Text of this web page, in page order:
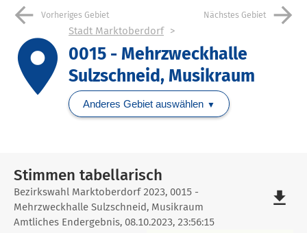
arrow_back Vorheriges Gebiet Nächstes Gebiet arrow_forward
place
Stadt Marktoberdorf
0015 - Mehrzweckhalle
Sulzschneid, Musikraum
Anderes Gebiet auswählen
Stimmen tabellarisch
Stimmen
tabellarisch
Bezirkswahl Marktoberdorf 2023, 0015 -
Mehrzweckhalle Sulzschneid, Musikraum
Amtliches Endergebnis, 08.10.2023, 23:56:15
file_download